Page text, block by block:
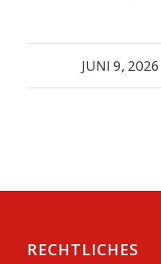
JUNI 9, 2026
/
RECHTLICHES